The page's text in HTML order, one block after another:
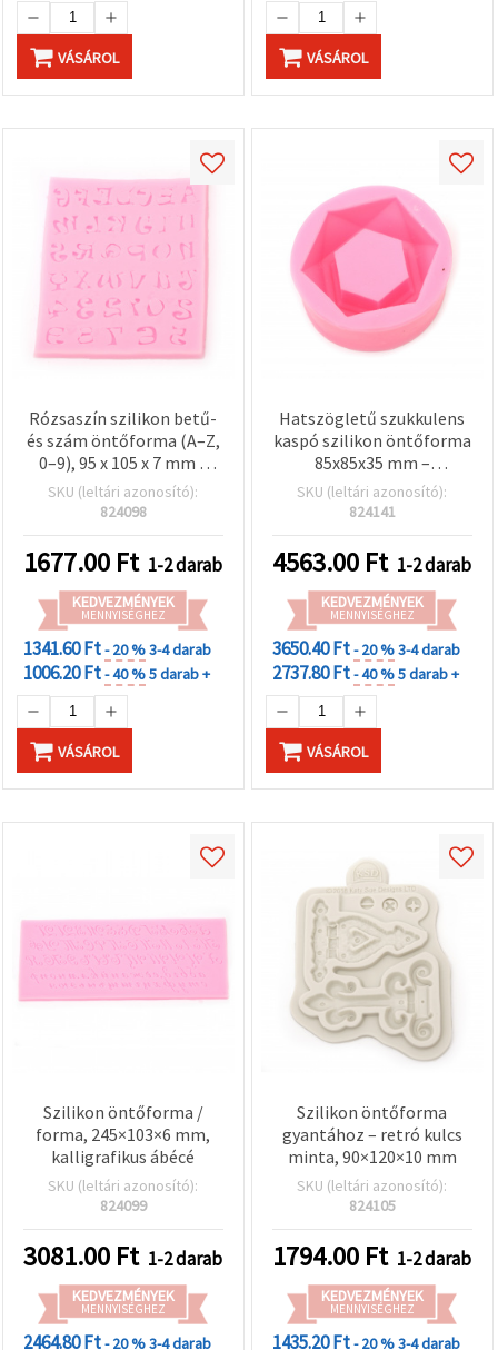
VÁSÁROL VÁSÁROL
Rózsaszín szilikon betű-
és szám öntőforma (A–Z,
0–9), 95 x 105 x 7 mm –
rugalmas,
tapadásmentes fondant-
tortadíszítéshez, DIY
sütéshez és
cukorkakészítéshez
SKU (leltári azonosító):
824098
1677.00 Ft 1-2 darab
KEDVEZMÉNYEK
MENNYISÉGHEZ
1341.60 Ft- 20 %3-4 darab
1006.20 Ft- 40 %5 darab +
VÁSÁROL
Hatszögletű szukkulens
kaspó szilikon öntőforma
85x85x35 mm –
geometrikus virágtartó
DIY betonhoz,
Jesmonite-hez
SKU (leltári azonosító):
824141
4563.00 Ft 1-2 darab
KEDVEZMÉNYEK
MENNYISÉGHEZ
3650.40 Ft- 20 %3-4 darab
2737.80 Ft- 40 %5 darab +
VÁSÁROL
Szilikon öntőforma /
forma, 245×103×6 mm,
kalligrafikus ábécé
SKU (leltári azonosító):
824099
3081.00 Ft 1-2 darab
KEDVEZMÉNYEK
MENNYISÉGHEZ
2464.80 Ft- 20 %3-4 darab
Szilikon öntőforma
gyantához – retró kulcs
minta, 90×120×10 mm
SKU (leltári azonosító):
824105
1794.00 Ft 1-2 darab
KEDVEZMÉNYEK
MENNYISÉGHEZ
1435.20 Ft- 20 %3-4 darab